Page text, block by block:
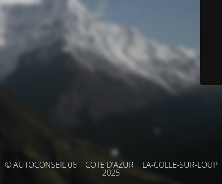
© AUTOCONSEIL 06 | COTE D'AZUR | LA-COLLE-SUR-LOUP
2025